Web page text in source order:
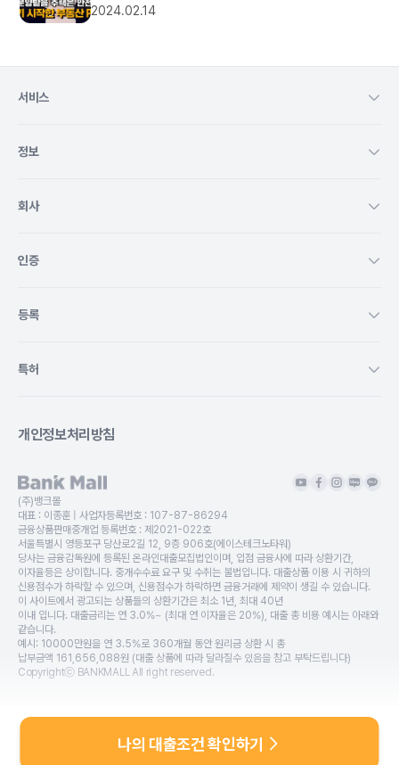
2024.02.14
나의 대출조건 확인하기
서비스
정보
회사
인증
등록
특허
개인정보처리방침
(주)뱅크몰
대표 : 이종훈 | 사업자등록번호 : 107-87-86294
금융상품판매중개업 등록번호 : 제2021-022호
서울특별시 영등포구 당산로2길 12, 9층 906호(에이스테크노타워)
당사는 금융감독원에 등록된 온라인대출모집법인이며, 입점 금융사에 따라 상환기간,
이자율등은 상이합니다. 중개수수료 요구 및 수취는 불법입니다. 대출상품 이용 시 귀하의
신용점수가 하락할 수 있으며, 신용점수가 하락하면 금융거래에 제약이 생길 수 있습니다.
이 사이트에서 광고되는 상품들의 상환기간은 최소 1년, 최대 40년
이내 입니다. 대출금리는 연 3.0%~ (최대 연 이자율은 20%), 대출 총 비용 예시는 아래와
같습니다.
예시: 10000만원을 연 3.5%로 360개월 동안 원리금 상환 시 총
납부금액 161,656,088원 (대출 상품에 따라 달라질수 있음을 참고 부탁드립니다)
Copyrightⓒ BANKMALL All right reserved.